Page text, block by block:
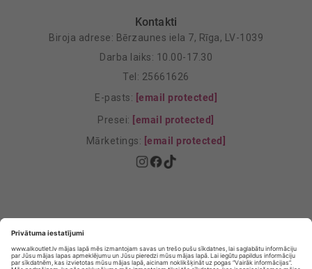
Kontakti
Biroja adrese: Bērzaunes iela 7, Rīga, LV-1039
Darba laiks: 10.00-17.30
Tel: 25661626
E-pasts: [email protected]
Presei: [email protected]
Mārketings: [email protected]
Privātuma Iestatījumi
E-veikala lietošanas noteikumi